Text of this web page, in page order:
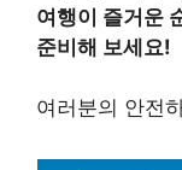
여행이 즐거운
준비해 보세요!
여러분의 안전